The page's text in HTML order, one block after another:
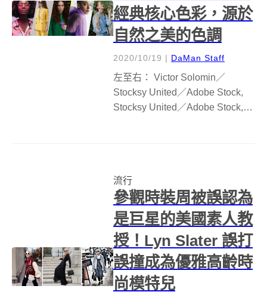
經典核心色彩，源於
自然之美的色調
2020/10/19 | DaMan Staff
左至右： Victor Solomin／
Stocksy United／Adobe Stock,
Stocksy United／Adobe Stock,
流行
參觀時裝周被誤認為
是巨星的美國素人教
授！Lyn Slater 誤打
誤撞成為優雅高齡時
尚模特兒